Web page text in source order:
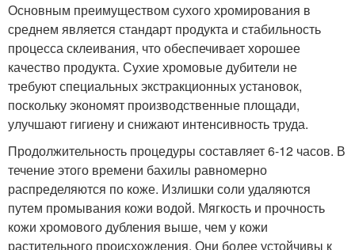
Основным преимуществом сухого хромирования в
среднем является стандарт продукта и стабильность
процесса склеивания, что обеспечивает хорошее
качество продукта. Сухие хромовые дубители не
требуют специальных экстракционных установок,
поскольку экономят производственные площади,
улучшают гигиену и снижают интенсивность труда.
Продолжительность процедуры составляет 6-12 часов. В
течение этого времени бахилы равномерно
распределяются по коже. Излишки соли удаляются
путем промывания кожи водой. Мягкость и прочность
кожи хромового дубления выше, чем у кожи
растительного происхождения. Они более устойчивы к